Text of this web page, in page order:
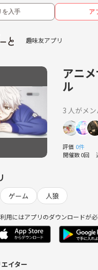
を入手 ア
趣味友アプリ
アニ
ル
3 人がメン
評価 0件
開催数 0回
ゲーム 人狼
用にはアプリのダウンロードが
イター